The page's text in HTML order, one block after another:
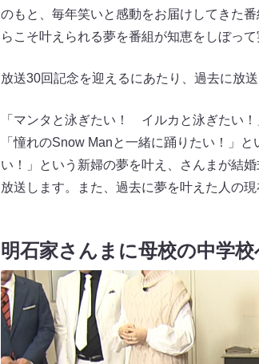
のもと、毎年笑いと感動をお届けしてきた
らこそ叶えられる夢を番組が知恵をしぼって
放送30回記念を迎えるにあたり、過去に放送
「マンタと泳ぎたい！ イルカと泳ぎたい
「憧れのSnow Manと一緒に踊りたい！」
い！」という新婦の夢を叶え、さんまが結
放送します。また、過去に夢を叶えた人の現
明石家さんまに母校の中学